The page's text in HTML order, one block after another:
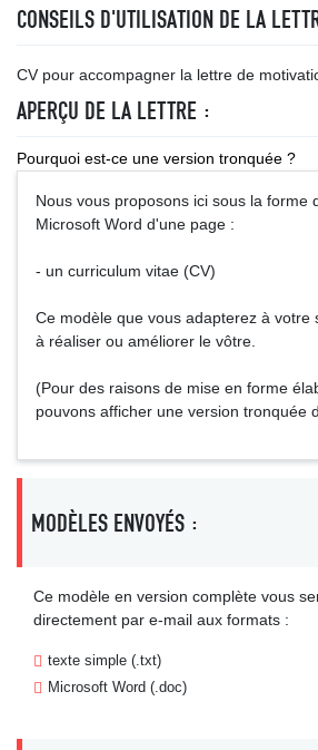
CONSEILS D'UTILISATION DE LA
CV pour accompagner la lettre de
APERÇU DE LA LETTRE :
Pourquoi est-ce une version tronquée ?
Nous vous proposons ici sous la forme
Microsoft Word d'une page :
- un curriculum vitae (CV)
Ce modèle que vous adapterez à votre
à réaliser ou améliorer le vôtre.
(Pour des raisons de mise en forme
pouvons afficher une version tronquée
MODÈLES ENVOYÉS :
Ce modèle en version complète vous
directement par e-mail aux formats :
texte simple (.txt)
Microsoft Word (.doc)